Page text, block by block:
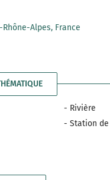
Alpes, France
- Rivière
- Station de